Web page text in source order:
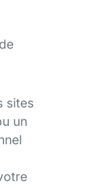
sites
un